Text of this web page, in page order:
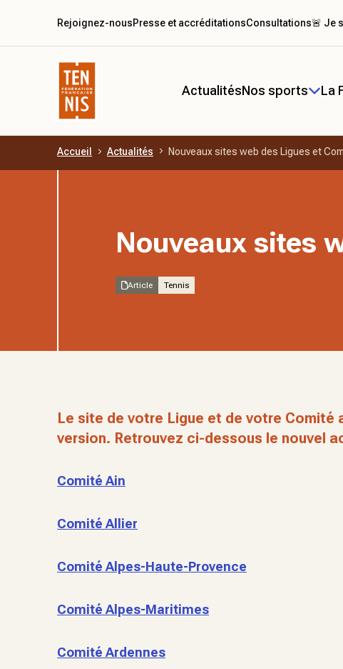
Aller au contenu principal
ActualitésNos sports La
Rejoignez-nousPresse et accréditationsConsultations🚨 Je
Accueil Actualités Nouveaux sites web des Ligues et
Nouveaux sites
Article Tennis
Le site de votre Ligue et de votre Comité
version. Retrouvez ci-dessous le nouvel
Comité Ain
Comité Allier
Comité Alpes-Haute-Provence
Comité Alpes-Maritimes
Comité Ardennes